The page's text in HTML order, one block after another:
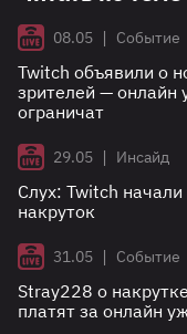
08.05 | Событие
Twitch объявили о
зрителей — онлайн
ограничат
29.05 | Инсайд
Слух: Twitch
накруток
31.05 | Событие
Stray228 о
платят за онлайн